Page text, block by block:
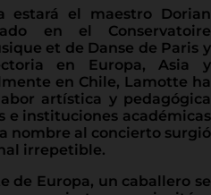
el maestro Dorian
en el Conservatoire
et de Danse de Paris y
en Europa, Asia y
en Chile, Lamotte ha
artística y pedagógica
e instituciones académicas
nombre al concierto surgió
irrepetible.
de Europa, un caballero se